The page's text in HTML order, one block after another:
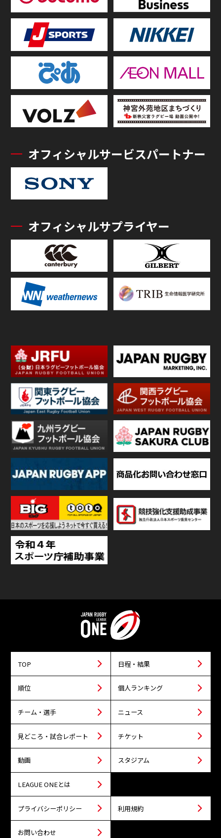
オフィシャルサービスパートナー
オフィシャルサプライヤー
TOP 日程・結果
順位 個人ランキング
チーム・選手 ニュース
見どころ・試合レポート チケット
動画 スタジアム
LEAGUE ONEとは
プライバシーポリシー 利用規約
お問い合わせ